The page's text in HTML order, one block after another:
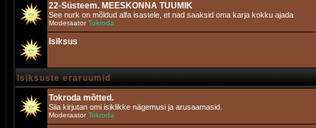
22-Süsteem. MEESKONNA TUUMIK
See nurk on mõldud alfa isastele, et nad saaksid oma karja kokku ajada
ModeraatorTokroda
Isiksus
Isiksuste eraruumid
Tokroda mõtted.
Siia kirjutan omi isiklikke nägemusi ja arusaamasid.
ModeraatorTokroda